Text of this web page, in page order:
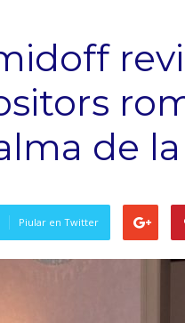
de
Piular en Twitter